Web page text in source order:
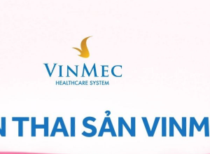
bất thường ở phụ nữ, là hiện tượng khi
thường, nếu quá 35 ngày tính từ
kinh. Mặt khác, khi chị em lỡ mất
có thai, tăng cân - giảm cân quá
trầm cảm, nội tiết, thuốc tránh thai,
của bạn có thể do thuốc chống dị